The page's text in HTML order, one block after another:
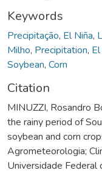
Keywords
Precipitação, El Niña,
Milho, Precipitation,
Soybean, Corn
Citation
MINUZZI, Rosandro
the rainy period of
soybean and corn
Agrometeorologia;
Universidade Federal